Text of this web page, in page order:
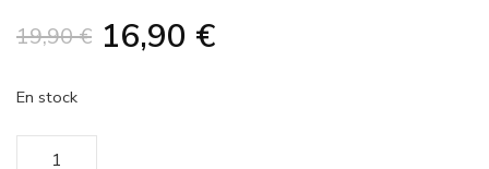
19,90€ Le
16,90 €Le
En stock
quantité